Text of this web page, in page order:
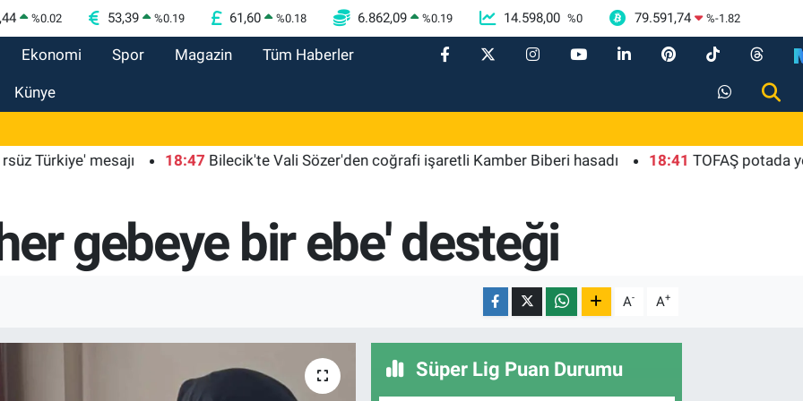
%0.02 53,39 %0.19 61,60 %0.18 6.862,09 %0.19 14.598,00 %0 79.591,74 %-1.82
Ekonomi Spor Magazin Tüm Haberler
Künye
mesajı 18:47 Bilecik'te Vali Sözer'den coğrafi işaretli Kamber Biberi hasadı 18:41 TOFAŞ potada yeni
gebeye bir ebe' desteği
A- A+
Süper Lig Puan Durumu